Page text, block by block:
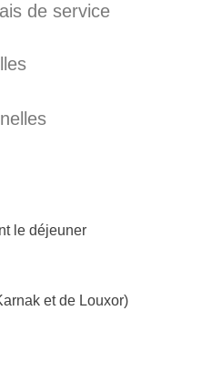
de service
le déjeuner
et de Louxor)